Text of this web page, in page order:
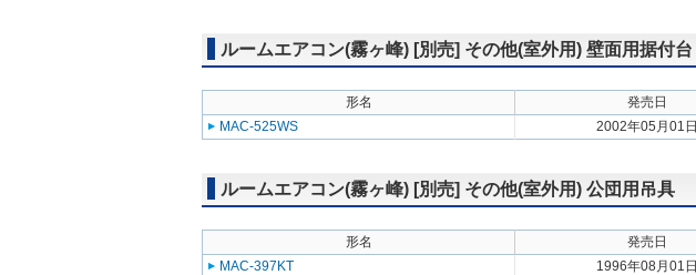
ルームエアコン(霧ヶ峰) [別売] その他(室外用) 壁面用据付台
形名 発売日
MAC-525WS
2002年05月01日
ルームエアコン(霧ヶ峰) [別売] その他(室外用) 公団用吊具
形名 発売日
MAC-397KT
1996年08月01日